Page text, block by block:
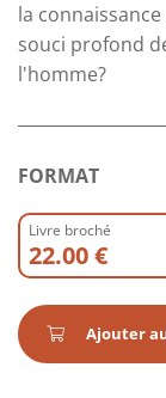
la
souci profond
l'homme?
FORMAT
Livre broché
22.00 €
Ajouter